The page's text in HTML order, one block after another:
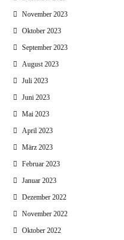
November 2023
Oktober 2023
September 2023
August 2023
Juli 2023
Juni 2023
Mai 2023
April 2023
März 2023
Februar 2023
Januar 2023
Dezember 2022
November 2022
Oktober 2022